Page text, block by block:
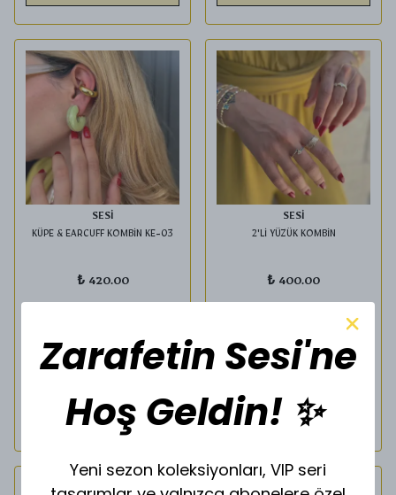
SESİ
KÜPE & EARCUFF KOMBİN KE-03
₺ 420.00
Saat14:00 kadar verdiğiniz
siparişler
SEPETE EKLE
SESİ
2'Lİ YÜZÜK KOMBİN
₺ 400.00
Saat14:00kadar verdiğiniz
siparişler
SEPETE EKLE
Zarafetin Sesi'ne
Hoş Geldin! ✨
Yeni sezon koleksiyonları, VIP seri